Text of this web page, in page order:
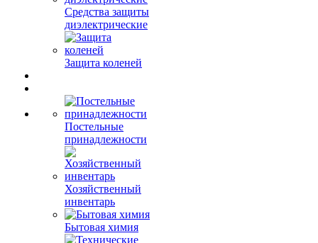
Средства защиты
диэлектрические
Защита коленей
Постельные
принадлежности
Хозяйственный
инвентарь
Бытовая химия